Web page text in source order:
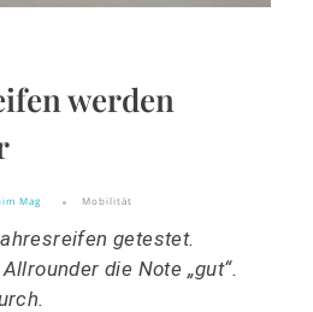
werden
Mag Mobilität
getestet.
die Note „gut“.